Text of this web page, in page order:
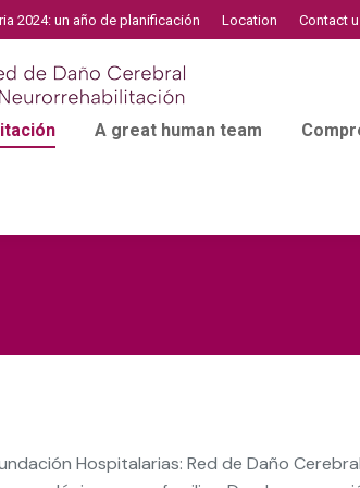
2024: un año de planificación Location Contact
A great human team
Hospitalarias: Red de Daño